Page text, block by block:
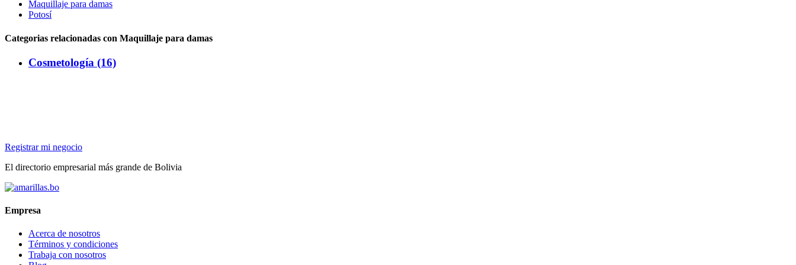
Maquillaje para damas
Potosí
Categorias relacionadas con Maquillaje para damas
Cosmetología (16)
Registrar mi negocio
El directorio empresarial más grande de Bolivia
Empresa
Acerca de nosotros
Términos y condiciones
Trabaja con nosotros